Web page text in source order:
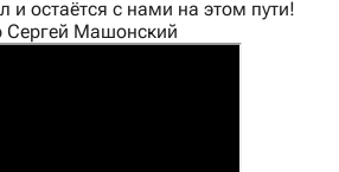
и остаётся с нами на этом пути!
Сергей Машонский